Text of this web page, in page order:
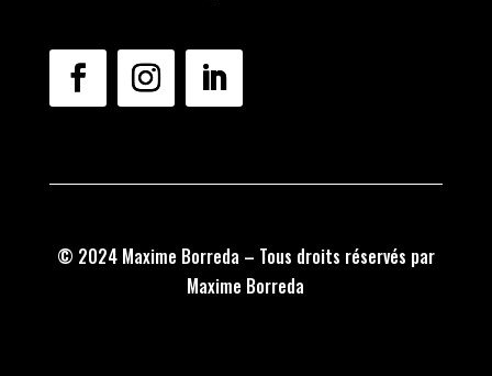
© 2024 Maxime Borreda – Tous droits réservés par
Maxime Borreda